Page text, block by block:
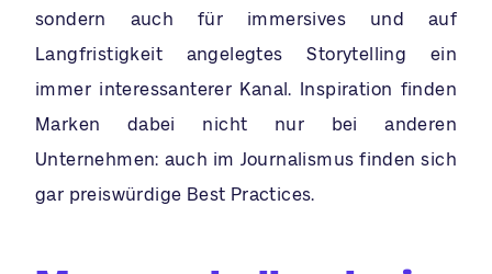
sondern auch für immersives und auf
Langfristigkeit angelegtes Storytelling ein
immer interessanterer Kanal. Inspiration finden
Marken dabei nicht nur bei anderen
Unternehmen: auch im Journalismus finden sich
gar preiswürdige Best Practices.